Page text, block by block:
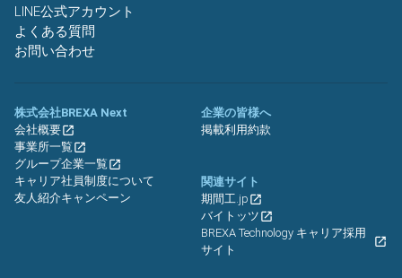
LINE公式アカウント
よくある質問
お問い合わせ
株式会社BREXA Next
会社概要
事業所一覧
グループ企業一覧
キャリア社員制度について
友人紹介キャンペーン
企業の皆様へ
掲載利用約款
関連サイト
期間工.jp
バイトッツ
BREXA Technology キャリア採用
サイト